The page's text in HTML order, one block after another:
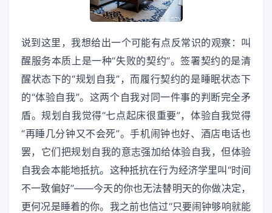
说到这里，我想给出一个可能有点反常识的观察：叫
醒服务本质上是一种“失败的契约”。签署契约的是清
醒状态下的“规划自我”，而履行契约的是睡眠状态下
的“体验自我”。这两个自我对同一件事的判断完全矛
盾。规划自我觉得“七点起床很重要”，体验自我觉得
“再睡几分钟又不会死”。手机闹钟也好、酒店电话也
罢，它们把规划自我的意志强加给体验自我，但体验
自我会本能地抵抗。这种抵抗在行为经济学里叫“时间
不一致偏好”——今天的你也无法替明天的你做决定，
更何况是睡着的你。我之前也信过“只要闹钟够响就能